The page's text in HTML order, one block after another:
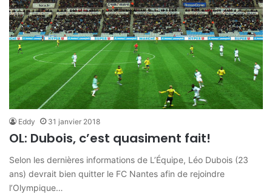
Eddy 31 janvier 2018
OL: Dubois, c’est quasiment fait!
Selon les dernières informations de L’Équipe, Léo Dubois (23
ans) devrait bien quitter le FC Nantes afin de rejoindre
l’Olympique…